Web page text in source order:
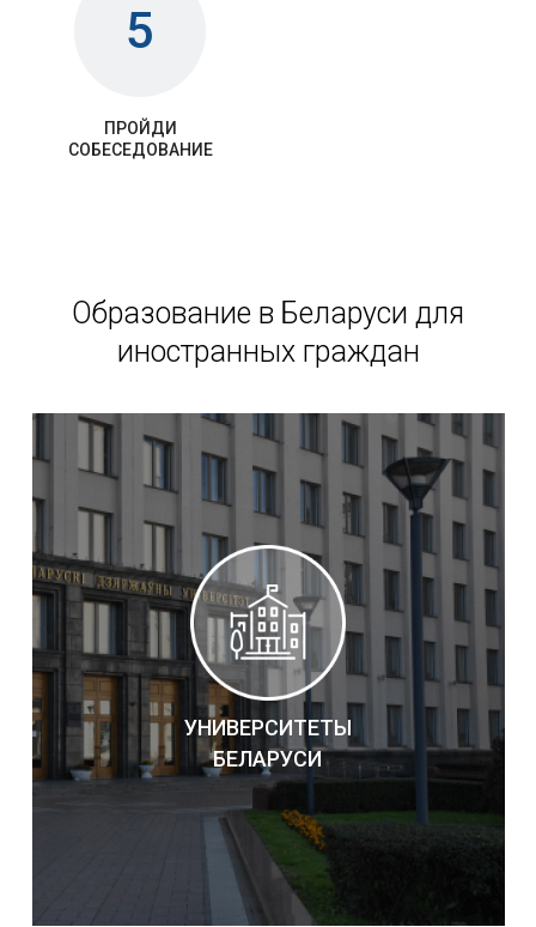
5
ПРОЙДИ
СОБЕСЕДОВАНИЕ
Образование в Беларуси для
иностранных граждан
УНИВЕРСИТЕТЫ
БЕЛАРУСИ